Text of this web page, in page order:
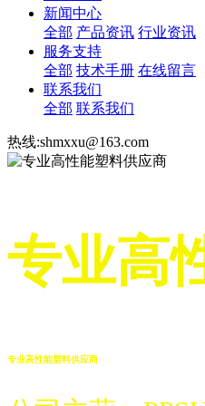
新闻中心
全部 产品资讯 行业资讯
服务支持
全部 技术手册 在线留言
联系我们
全部 联系我们
热线:shmxxu@163.com
专业高
专业高性能塑料供应商